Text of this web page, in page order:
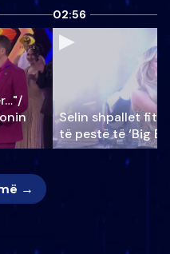
02:56
Selin shpallet
të pestë të ‘Big
→